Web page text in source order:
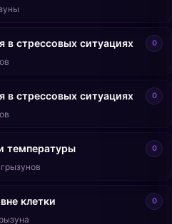
в стрессовых ситуациях 0
в стрессовых ситуациях 0
температуры 0
клетки 0